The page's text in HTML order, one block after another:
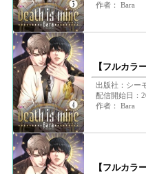
作者： Bara
【フルカラ
出版社：シー
配信開始日：
作者： Bara
【フルカラ